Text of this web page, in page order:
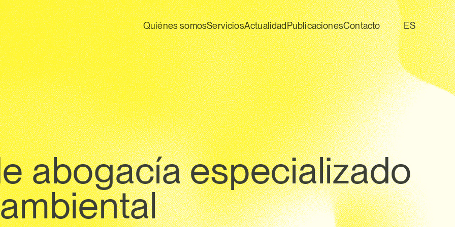
Quiénes somosServiciosActualidadPublicacionesContacto ES
abogacía especializado